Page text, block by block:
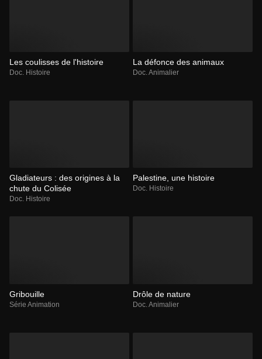
Les coulisses de l'histoire
Doc. Histoire
La défonce des animaux
Doc. Animalier
Gladiateurs : des origines à la
chute du Colisée
Doc. Histoire
Palestine, une histoire
Doc. Histoire
Gribouille
Série Animation
Drôle de nature
Doc. Animalier